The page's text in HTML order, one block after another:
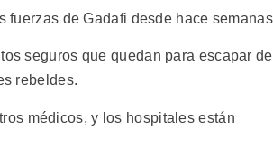
fuerzas de Gadafi desde hace
seguros que quedan para escapar de
rebeldes.
médicos, y los hospitales están